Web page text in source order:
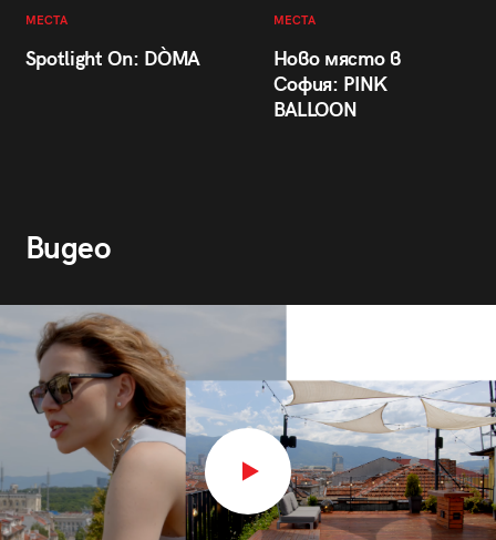
МЕСТА
Spotlight On: DÒMA
МЕСТА
Ново място в
София: PINK
BALLOON
Видео